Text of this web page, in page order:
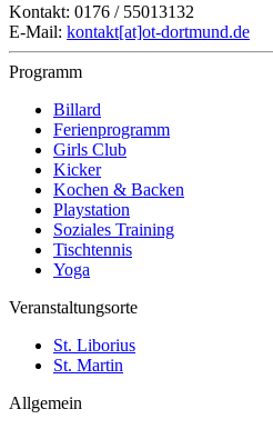
Kontakt: 0176 / 55013132
E-Mail: kontakt[at]ot-dortmund.de
Programm
Billard
Ferienprogramm
Girls Club
Kicker
Kochen & Backen
Playstation
Soziales Training
Tischtennis
Yoga
Veranstaltungsorte
St. Liborius
St. Martin
Allgemein